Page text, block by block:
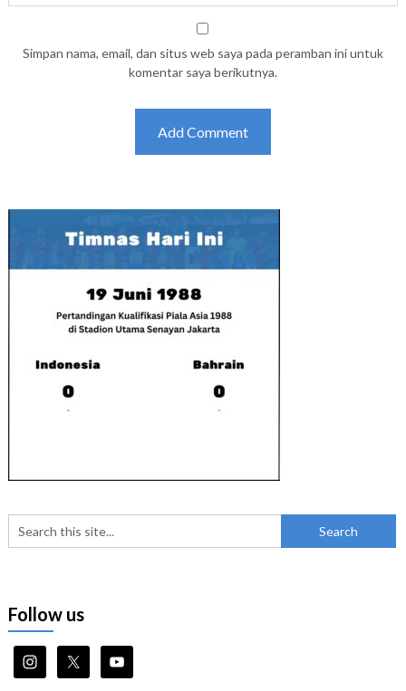
Simpan nama, email, dan situs web saya pada peramban ini untuk
komentar saya berikutnya.
Follow us